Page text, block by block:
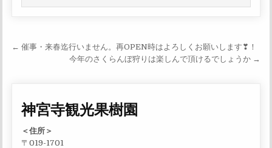
投稿ナビゲーション
← 催事・来春迄行いません。再OPEN時はよろしくお願いします❣！
今年のさくらんぼ狩りは楽しんで頂けるでしょうか →
神宮寺観光果樹園
＜住所＞
〒019-1701